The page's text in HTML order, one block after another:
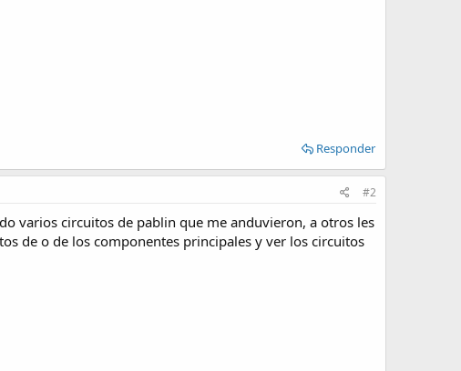
Responder
#2
varios circuitos de pablin que me anduvieron, a otros les
de o de los componentes principales y ver los circuitos